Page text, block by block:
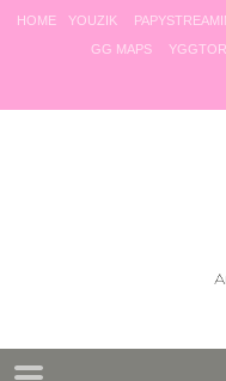
HOME YOUZIK
GG MAPS